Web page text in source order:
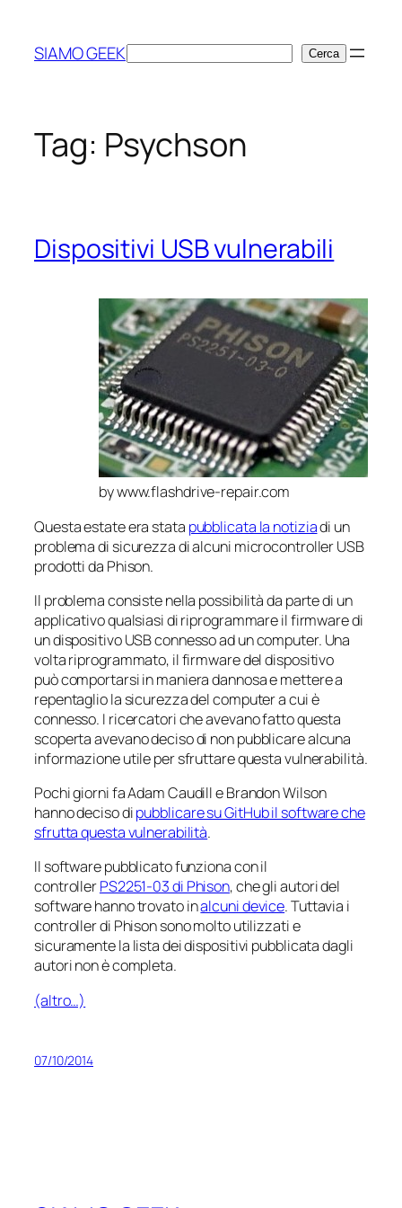
contenuto
SIAMO GEEKCerca Cerca
Tag: Psychson
Dispositivi USB vulnerabili
by www.flashdrive-repair.com
Questa estate era stata pubblicata la notiziadi un
problema di sicurezza di alcuni microcontroller USB
prodotti da Phison.
Il problema consiste nella possibilità da parte di un
applicativo qualsiasi di riprogrammare il firmware di
un dispositivo USB connesso ad un computer. Una
volta riprogrammato, il firmware del dispositivo
può comportarsi in maniera dannosa e mettere a
repentaglio la sicurezza del computer a cui è
connesso. I ricercatori che avevano fatto questa
scoperta avevano deciso di non pubblicare alcuna
informazione utile per sfruttare questa vulnerabilità.
Pochi giorni fa Adam Caudill e Brandon Wilson
hanno deciso dipubblicare su GitHub il software che
sfrutta questa vulnerabilità.
Il software pubblicato funziona con il
controllerPS2251-03 di Phison, che gli autori del
software hanno trovato inalcuni device. Tuttavia i
controller di Phison sono molto utilizzati e
sicuramente la lista dei dispositivi pubblicata dagli
autori non è completa.
(altro…)
07/10/2014